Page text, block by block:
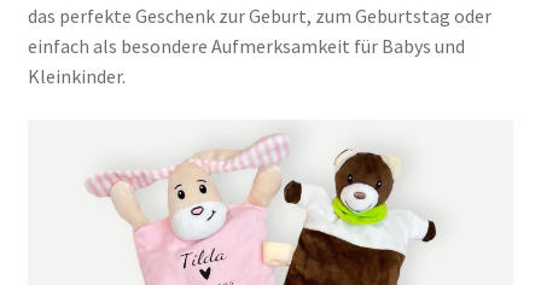
das perfekte Geschenk zur Geburt, zum Geburtstag oder
einfach als besondere Aufmerksamkeit für Babys und
Kleinkinder.